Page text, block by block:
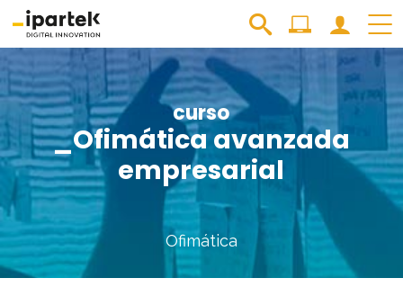
curso
_Ofimática avanzada
empresarial
Ofimática